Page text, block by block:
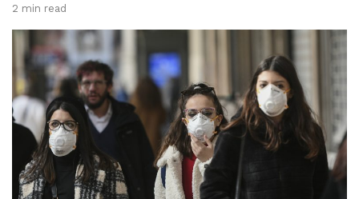
2 min read